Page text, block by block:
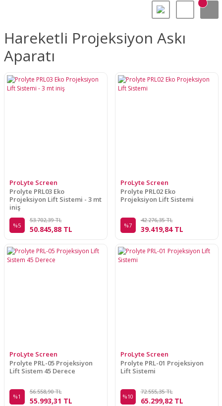
Hareketli Projeksiyon Askı
Aparatı
ProLyte Screen
Prolyte PRL03 Eko
Projeksiyon Lift Sistemi - 3 mt
iniş
%5
53.702,39 TL
50.845,88 TL
ProLyte Screen
Prolyte PRL02 Eko
Projeksiyon Lift Sistemi
%7
42.276,35 TL
39.419,84 TL
ProLyte Screen
Prolyte PRL-05 Projeksiyon
Lift Sistem 45 Derece
%1
56.558,90 TL
55.993,31 TL
ProLyte Screen
Prolyte PRL-01 Projeksiyon
Lift Sistemi
%10
72.555,35 TL
65.299,82 TL